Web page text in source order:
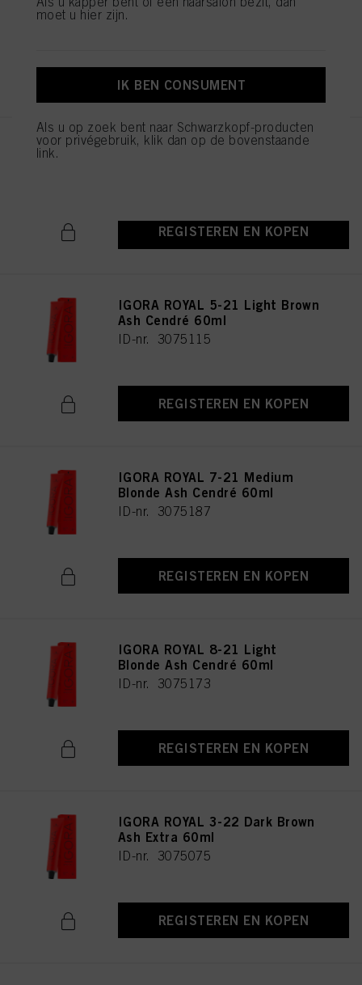
ID-nr. 3075174
IGORA ROYAL Cools 9-19 60ml
REGISTEREN EN KOPEN
IGORA ROYAL 5-21 Light Brown
Ash Cendré 60ml
ID-nr. 3075115
REGISTEREN EN KOPEN
IGORA ROYAL 7-21 Medium
Blonde Ash Cendré 60ml
ID-nr. 3075187
REGISTEREN EN KOPEN
IGORA ROYAL 8-21 Light
Blonde Ash Cendré 60ml
ID-nr. 3075173
REGISTEREN EN KOPEN
IGORA ROYAL 3-22 Dark Brown
Ash Extra 60ml
ID-nr. 3075075
REGISTEREN EN KOPEN
moet u hier zijn.
IK BEN CONSUMENT
Als u op zoek bent naar Schwarzkopf-producten
voor privégebruik, klik dan op de bovenstaande
link.